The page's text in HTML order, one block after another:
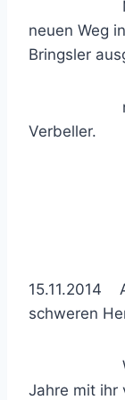
Mit
neuen Weg
Bringsler
nicht
Verbeller.
15.11.2014
schweren
Wir
Jahre mit ihr